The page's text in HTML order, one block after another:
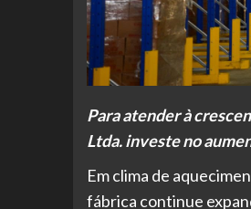
Para atender à
Ltda. investe no
Em clima de
fábrica continue